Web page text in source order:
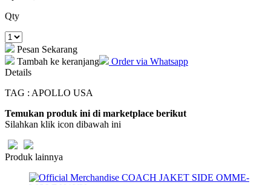
Qty
Pesan Sekarang
Tambah ke keranjang
Order via Whatsapp
Details
TAG : APOLLO USA
Temukan produk ini di marketplace berikut
Silahkan klik icon dibawah ini
Produk lainnya